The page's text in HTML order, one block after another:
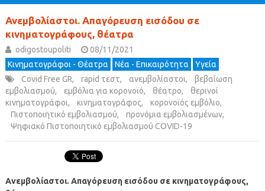
Ανεμβολίαστοι. Απαγόρευση εισόδου σε
κινηματογράφους, θέατρα
odigostoupoliti
08/11/2021
Κινηματογράφοι - Θέατρα
Νέα - Επικαιρότητα
Υγεία
Covid Free GR, rapid τεστ, ανεμβολίαστοι,
βεβαίωση
εμβολιασμού, εμβόλια για κορονοϊό, θέατρο,
θερινοί
κινηματογράφοι, κινηματογράφος, κορονοϊός εμβόλιο,
Πιστοποιητικό εμβολιασμού, προνόμια εμβολιασμένων,
Ψηφιακό Πιστοποιητικό εμβολιασμού COVID-19
Ανεμβολίαστοι. Απαγόρευση εισόδου σε κινηματογράφους,